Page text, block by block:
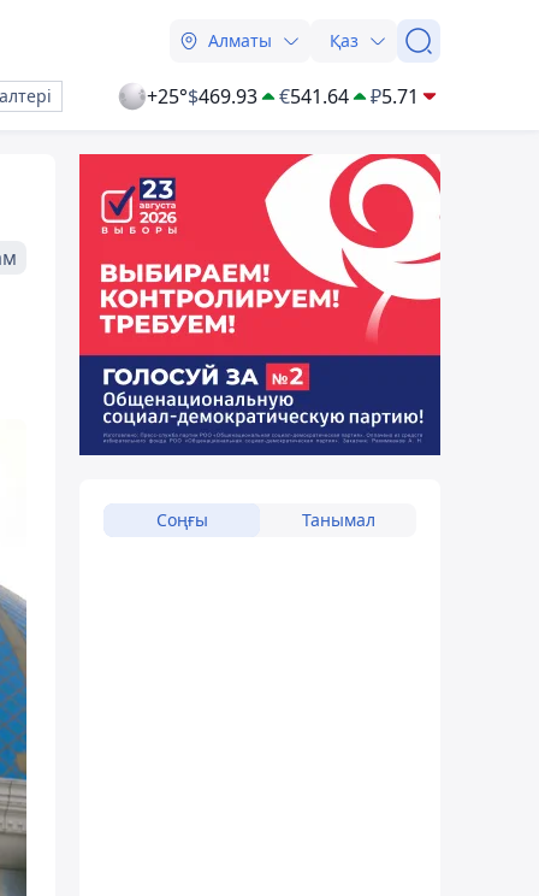
Алматы Қаз
+25°$469.93 €541.64 ₽5.71
Соңғы Танымал